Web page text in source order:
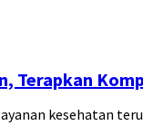
Terapkan
kesehatan